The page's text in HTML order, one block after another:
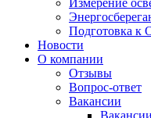
Измерение
Подготовка к
Новости
О компании
Отзывы
Вопрос-ответ
Вакансии